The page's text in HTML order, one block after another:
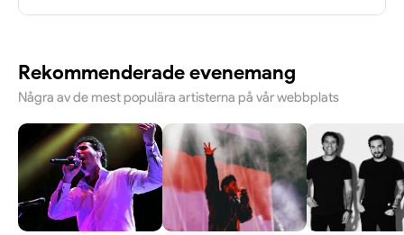
dock variera beroende på vilken specifik show eller
turné det gäller.
Rekommenderade evenemang
Några av de mest populära artisterna på vår webbplats